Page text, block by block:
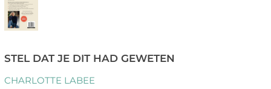
STEL DAT JE DIT HAD GEWETEN
CHARLOTTE LABEE